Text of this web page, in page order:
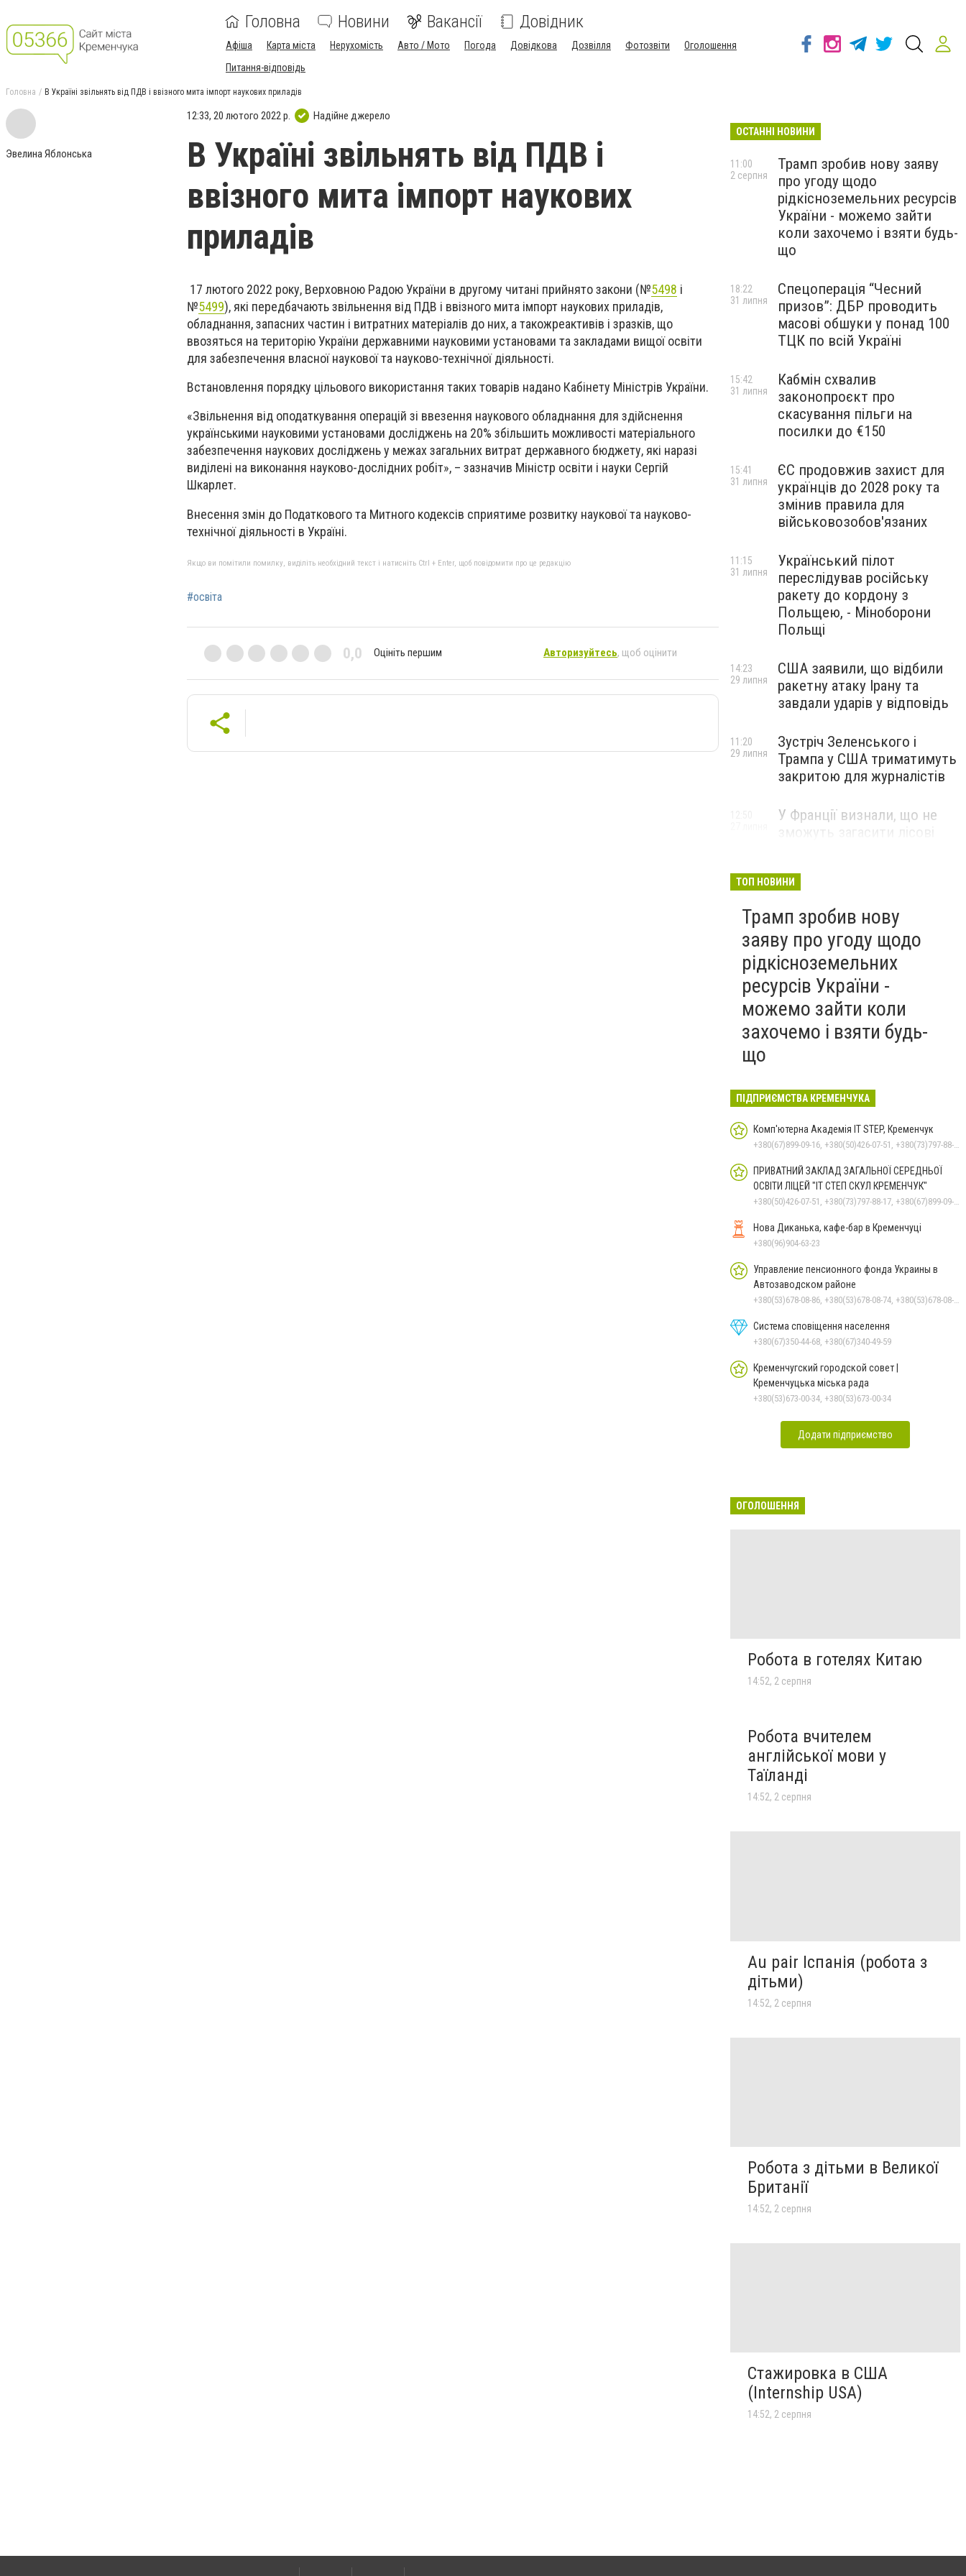
Головна Новини Вакансії Довідник
Афіша Карта міста Нерухомість Авто / Мото Погода Довідкова Дозвілля Фотозвіти
Оголошення
Питання-відповідь
Головна В Україні звільнять від ПДВ і ввізного мита імпорт наукових приладів
Эвелина Яблонська
12:33, 20 лютого 2022 р. Надійне джерело
В Україні звільнять від ПДВ і
ввізного мита імпорт наукових
приладів
17 лютого 2022 року, Верховною Радою України в другому читані прийнято закони (№5498 і
№5499), які передбачають звільнення від ПДВ і ввізного мита імпорт наукових приладів,
обладнання, запасних частин і витратних матеріалів до них, а такожреактивів і зразків, що
ввозяться на територію України державними науковими установами та закладами вищої освіти
для забезпечення власної наукової та науково-технічної діяльності.
Встановлення порядку цільового використання таких товарів надано Кабінету Міністрів України.
«Звільнення від оподаткування операцій зі ввезення наукового обладнання для здійснення
українськими науковими установами досліджень на 20% збільшить можливості матеріального
забезпечення наукових досліджень у межах загальних витрат державного бюджету, які наразі
виділені на виконання науково-дослідних робіт», – зазначив Міністр освіти і науки Сергій
Шкарлет.
Внесення змін до Податкового та Митного кодексів сприятиме розвитку наукової та науково-
технічної діяльності в Україні.
Якщо ви помітили помилку, виділіть необхідний текст і натисніть Ctrl + Enter, щоб повідомити про це редакцію
#освіта
0,0 Оцініть першим Авторизуйтесь, щоб оцінити
ОСТАННІ НОВИНИ
Трамп зробив нову заяву
про угоду щодо
рідкісноземельних ресурсів
України - можемо зайти
коли захочемо і взяти будь-
що
11:00
2 серпня
Спецоперація “Чесний
призов”: ДБР проводить
масові обшуки у понад 100
ТЦК по всій Україні
18:22
31 липня
Кабмін схвалив
законопроєкт про
скасування пільги на
посилки до €150
15:42
31 липня
ЄС продовжив захист для
українців до 2028 року та
змінив правила для
військовозобов'язаних
15:41
31 липня
Український пілот
переслідував російську
ракету до кордону з
Польщею, - Міноборони
Польщі
11:15
31 липня
США заявили, що відбили
ракетну атаку Ірану та
завдали ударів у відповідь
14:23
29 липня
Зустріч Зеленського і
Трампа у США триматимуть
закритою для журналістів
11:20
29 липня
У Франції визнали, що не
ТОП НОВИНИ
Трамп зробив нову
заяву про угоду щодо
рідкісноземельних
ресурсів України -
можемо зайти коли
захочемо і взяти будь-
що
ПІДПРИЄМСТВА КРЕМЕНЧУКА
Комп'ютерна Академія IT STEP, Кременчук
+380(67)899-09-16, +380(50)426-07-51, +380(73)797-88-17
ПРИВАТНИЙ ЗАКЛАД ЗАГАЛЬНОЇ СЕРЕДНЬОЇ
ОСВІТИ ЛІЦЕЙ "ІТ СТЕП СКУЛ КРЕМЕНЧУК"
+380(50)426-07-51, +380(73)797-88-17, +380(67)899-09-16
Нова Диканька, кафе-бар в Кременчуці
+380(96)904-63-23
Управление пенсионного фонда Украины в
Автозаводском районе
+380(53)678-08-86, +380(53)678-08-74, +380(53)678-08-83, +380(53)678-08-41, +380(53)678-09-05
Система сповіщення населення
+380(67)350-44-68, +380(67)340-49-59
Кременчугский городской совет |
Кременчуцька міська рада
+380(53)673-00-34, +380(53)673-00-34
Додати підприємство
ОГОЛОШЕННЯ
Робота в готелях Китаю
14:52, 2 серпня
Робота вчителем
англійської мови у
Таїланді
14:52, 2 серпня
Au pair Іспанія (робота з
дітьми)
14:52, 2 серпня
Робота з дітьми в Великої
Британії
14:52, 2 серпня
Стажировка в США
(Internship USA)
14:52, 2 серпня